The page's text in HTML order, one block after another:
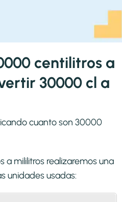
centilitros a
30000 cl a
a mililitros realizaremos una
unidades usadas: